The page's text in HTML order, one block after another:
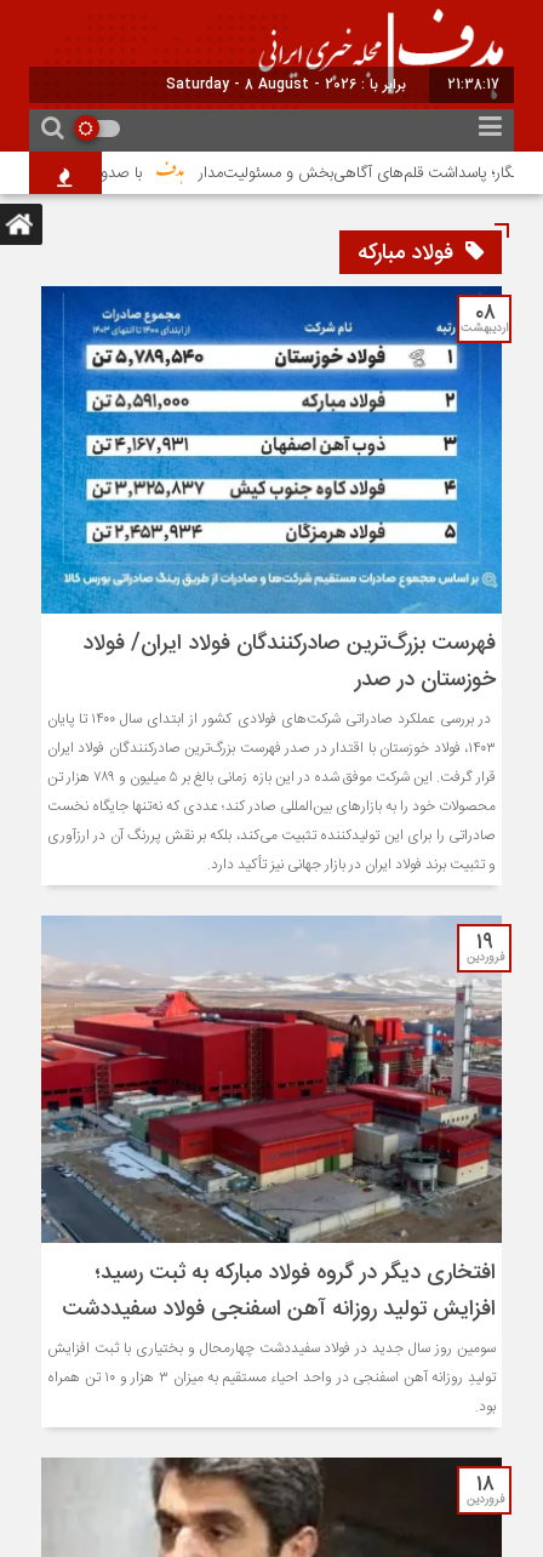
21:38:17 برابر با : Saturday - 8 August - 2026
پاسداشت قلم‌های آگاهی‌بخش و مسئولیت‌مدار با صدور پیامی؛
فولاد مبارکه
۰۸
اردیبهشت
فهرست بزرگ‌ترین صادرکنندگان فولاد ایران/ فولاد
خوزستان در صدر
در بررسی عملکرد صادراتی شرکت‌های فولادی کشور از ابتدای سال ۱۴۰۰ تا پایان
۱۴۰۳، فولاد خوزستان با اقتدار در صدر فهرست بزرگ‌ترین صادرکنندگان فولاد ایران
قرار گرفت. این شرکت موفق شده در این بازه زمانی بالغ بر ۵ میلیون و ۷۸۹ هزار تن
محصولات خود را به بازارهای بین‌المللی صادر کند؛ عددی که نه‌تنها جایگاه نخست
صادراتی را برای این تولیدکننده تثبیت می‌کند، بلکه بر نقش پررنگ آن در ارزآوری
و تثبیت برند فولاد ایران در بازار جهانی نیز تأکید دارد.
۱۹
فروردین
افتخاری دیگر در گروه فولاد مبارکه به ثبت رسید؛
افزایش تولید روزانه آهن اسفنجی فولاد سفیددشت
سومین روز سال جدید در فولاد سفیددشت چهارمحال و بختیاری با ثبت افزایش
تولیدِ روزانه آهن اسفنجی در واحد احیاء مستقیم به میزان ٣ هزار و ١٠ تن همراه
بود.
۱۸
فروردین